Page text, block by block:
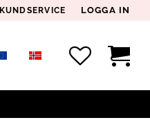
KUNDSERVICE LOGGA IN